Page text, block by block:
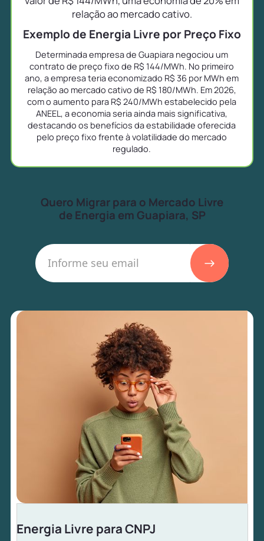
relação ao mercado cativo.
Exemplo de Energia Livre por Preço Fixo
Determinada empresa de Guapiara negociou um
contrato de preço fixo de R$ 144/MWh. No primeiro
ano, a empresa teria economizado R$ 36 por MWh em
relação ao mercado cativo de R$ 180/MWh. Em 2026,
com o aumento para R$ 240/MWh estabelecido pela
ANEEL, a economia seria ainda mais significativa,
destacando os benefícios da estabilidade oferecida
pelo preço fixo frente à volatilidade do mercado
regulado.
Quero Migrar para o Mercado Livre
de Energia em Guapiara, SP
Energia Livre para CNPJ